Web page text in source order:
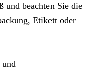
und beachten Sie die
Etikett oder